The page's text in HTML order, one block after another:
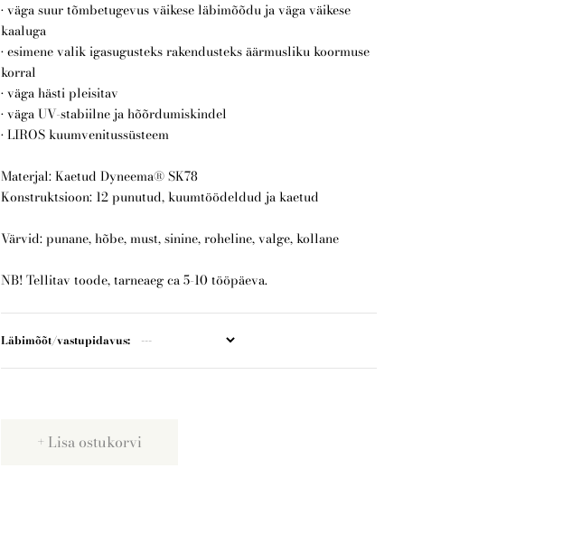
• väga suur tõmbetugevus väikese läbimõõdu ja väga väikese
kaaluga
• esimene valik igasugusteks rakendusteks äärmusliku koormuse
korral
• väga hästi pleisitav
• väga UV-stabiilne ja hõõrdumiskindel
• LIROS kuumvenitussüsteem
Materjal: Kaetud Dyneema® SK78
Konstruktsioon: 12 punutud, kuumtöödeldud ja kaetud
Värvid: punane, hõbe, must, sinine, roheline, valge, kollane
NB! Tellitav toode, tarneaeg ca 5-10 tööpäeva.
Läbimõõt/vastupidavus
Lisa ostukorvi